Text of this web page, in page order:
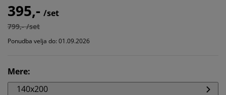
395,- /set
799,- /set
Ponudba velja do: 01.09.2026
Mere:
140x200